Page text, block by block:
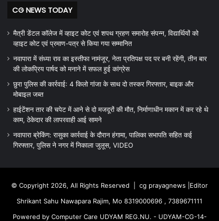
CG NEWS TODAY
मैत्री डेंटल कॉलेज में व्हाइट कोट एवं शपथ ग्रहण समारोह संपन्न, विद्यार्थियों को
व्हाइट कोट एवं प्रमाण-पत्र से किया गया सम्मानित
नवापारा में संध्या राव का इस्तीफा नामंजूर, नेता प्रतिपक्ष पद पर बनी रहेंगी, तीन बार
की लोकप्रिय पार्षद को मनाने में सफल हुई कांग्रेस
छुरा पुलिस की कार्रवाई: 4 किलो गांजा के साथ दो तस्कर गिरफ्तार, बाइक और
मोबाइल जब्त
हाईटेंशन तार की चपेट में आने से दो मजदूरों की मौत, निर्माणाधीन मकान में कर रहे थे
काम, ठेकेदार की लापरवाही आई सामने
नवापारा ब्रेकिंग: रासुका कार्रवाई के दौरान हंगामा, पालिका सभापति सहित कई
गिरफ्तार, पुलिस ने नगर में निकाला जुलूस, VIDEO
© Copyright 2026, All Rights Reserved | cg prayagnews |Editor
Shrikant Sahu Nawapara Rajim, Mo 8319000696 , 7389671111
Powered by Computer Care UDYAM REG.NU. - UDYAM-CG-14-